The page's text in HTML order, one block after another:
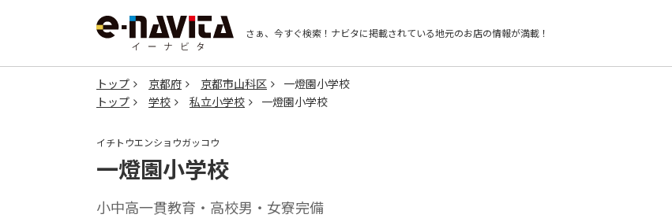
さぁ、今すぐ検索！ ナビタに掲載されている地元のお店の情報が満載！
トップ 京都府 京都市山科区
一燈園小学校
トップ
学校 私立小学校 一燈園小学校
イチトウエンショウガッコウ
一燈園小学校
小中高一貫教育・高校男・女寮完備